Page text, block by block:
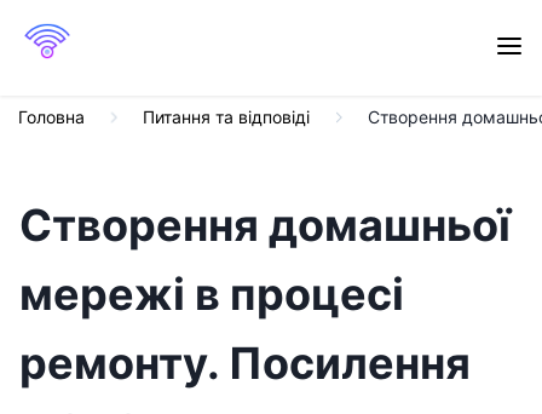
Головна Питання та відповіді Створення
Створення домашньої
мережі в процесі
ремонту. Посилення